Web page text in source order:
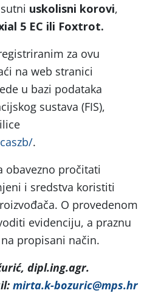
uskolisni korovi,
5 EC ili Foxtrot.
za ovu
na web stranici
u bazi podataka
sustava (FIS),
.
obavezno pročitati
i sredstva koristiti
O provedenom
evidenciju, a praznu
propisani način.
dipl.ing.agr.
mirta.k-bozuric@mps.hr